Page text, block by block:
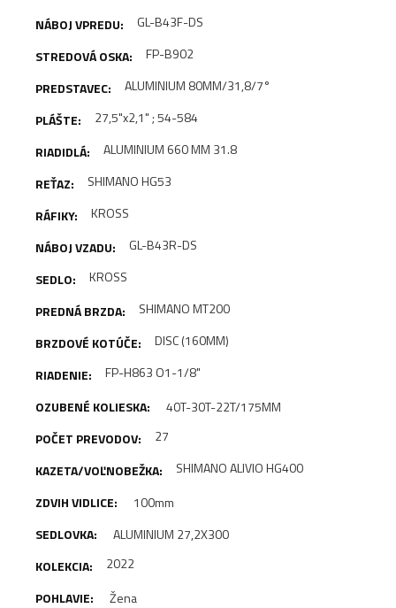
GL-B43F-DS
FP-B902
ALUMINIUM 80MM/31,8/7°
27,5"x2,1" ; 54-584
ALUMINIUM 660 MM 31.8
SHIMANO HG53
KROSS
GL-B43R-DS
KROSS
SHIMANO MT200
DISC (160MM)
FP-H863 O1-1/8"
40T-30T-22T/175MM
27
SHIMANO ALIVIO HG400
100mm
ALUMINIUM 27,2X300
2022
Žena